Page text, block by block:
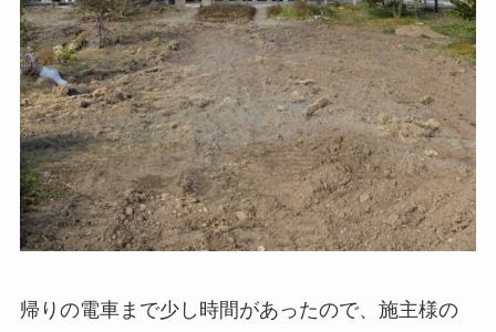
帰りの電車まで少し時間があったので、施主様の